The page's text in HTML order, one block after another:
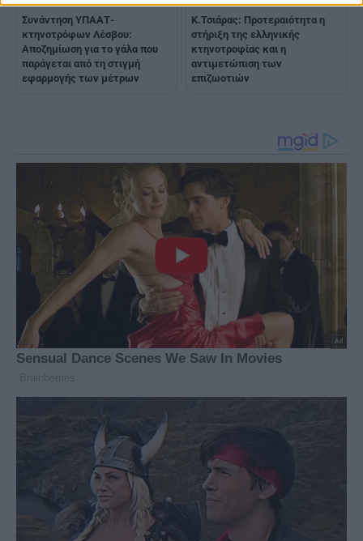
Συνάντηση ΥΠΑΑΤ-
κτηνοτρόφων Λέσβου:
Αποζημίωση για το γάλα που
παράγεται από τη στιγμή
εφαρμογής των μέτρων
Κ.Τσιάρας: Προτεραιότητα η
στήριξη της ελληνικής
κτηνοτροφίας και η
αντιμετώπιση των
επιζωοτιών